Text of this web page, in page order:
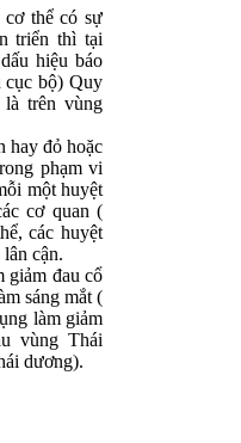
thể có sự
triển thì tại
hiệu báo
cục bộ) Quy
trên vùng
hay đỏ hoặc
phạm vi
một huyệt
cơ quan (
các huyệt
cận.
giảm đau cổ
sáng mắt (
làm giảm
vùng Thái
dương).